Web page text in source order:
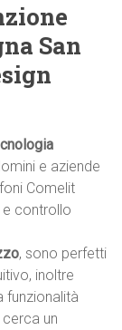
San
e aziende
Comelit
e controllo
, sono perfetti
inoltre
funzionalità
un